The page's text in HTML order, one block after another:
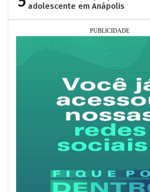
adolescente em Anápolis